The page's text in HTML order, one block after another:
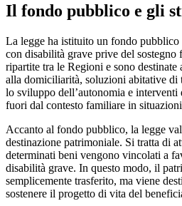
Il fondo pubblico e gli
La legge ha istituito un fondo pubblico
con disabilità grave prive del
ripartite tra le Regioni e sono
alla domiciliarità, soluzioni abitative
lo sviluppo dell’autonomia e interventi
fuori dal contesto familiare in
Accanto al fondo pubblico, la legge
destinazione patrimoniale. Si tratta di
determinati beni vengono vincolati a
disabilità grave. In questo modo, il
semplicemente trasferito, ma viene
sostenere il progetto di vita del